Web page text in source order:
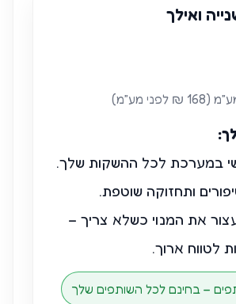
ואילך
מע״מ)
במערכת לכל ההשקות שלך.
ותחזוקה שוטפת.
את המנוי כשלא צריך –
לטווח ארוך.
– בחינם לכל השותפים שלך